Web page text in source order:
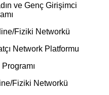
ve Genç Girişimci
Fiziki Networkü
Network Platformu
Fiziki Networkü